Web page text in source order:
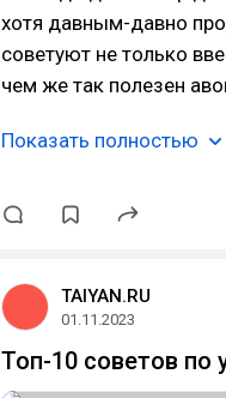
хотя давным-давно
советуют не только
чем же так полезен
Показать полностью
TAIYAN.RU
01.11.2023
Топ-10 советов по